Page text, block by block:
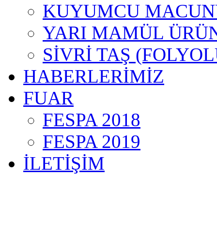
KUYUMCU
YARI MAMÜL
SİVRİ TAŞ
HABERLERİMİZ
FUAR
FESPA 2018
FESPA 2019
İLETİŞİM